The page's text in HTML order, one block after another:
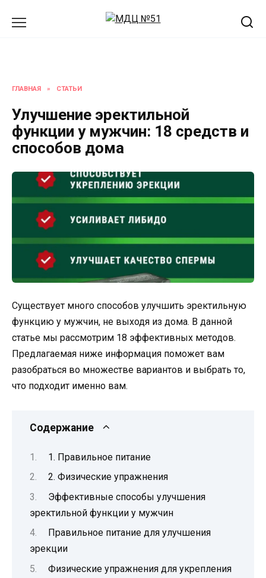
ГЛАВНАЯ » СТАТЬИ
Улучшение эректильной
функции у мужчин: 18 средств и
способов дома
Существует много способов улучшить эректильную
функцию у мужчин, не выходя из дома. В данной
статье мы рассмотрим 18 эффективных методов.
Предлагаемая ниже информация поможет вам
разобраться во множестве вариантов и выбрать то,
что подходит именно вам.
Содержание
1. Правильное питание
2. Физические упражнения
Эффективные способы улучшения
эректильной функции у мужчин
Правильное питание для улучшения
эрекции
Физические упражнения для укрепления